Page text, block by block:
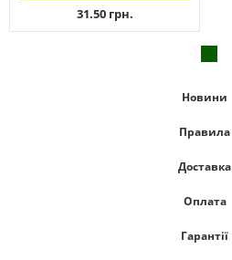
31.50 грн.
Новини
Правила
Доставка
Оплата
Гарантії